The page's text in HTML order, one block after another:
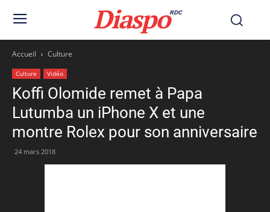
DiaspoRDC
Accueil Culture
Culture Vidéo
Koffi Olomide remet à Papa
Lutumba un iPhone X et une
montre Rolex pour son anniversaire
24 mars 2018